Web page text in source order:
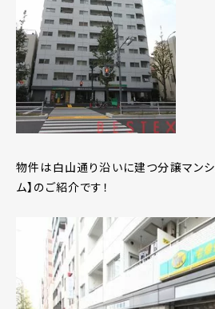
物件は白山通り沿いに建つ分譲マンシ
ム】のご紹介です！